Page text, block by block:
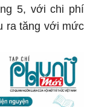
5, với chi phí
ra tăng với mức